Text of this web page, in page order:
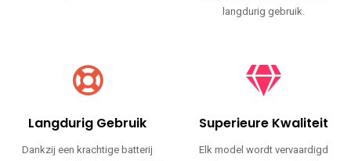
langdurig gebruik.
Langdurig Gebruik
Dankzij een krachtige batterij
Superieure Kwaliteit
Elk model wordt vervaardigd